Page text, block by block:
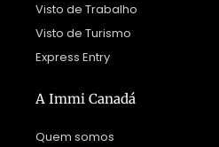
Visto de Trabalho
Visto de Turismo
Express Entry
A Immi Canadá
Quem somos